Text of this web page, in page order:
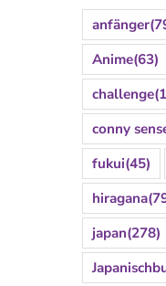
anfänger
Anime(63)
challenge
conny
fukui(45)
hiragana
japan(278)